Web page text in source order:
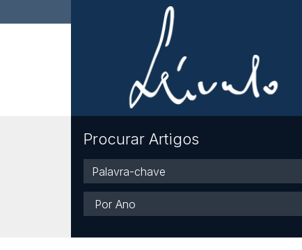
Procurar Artigos
Palavra-
chave
Ano